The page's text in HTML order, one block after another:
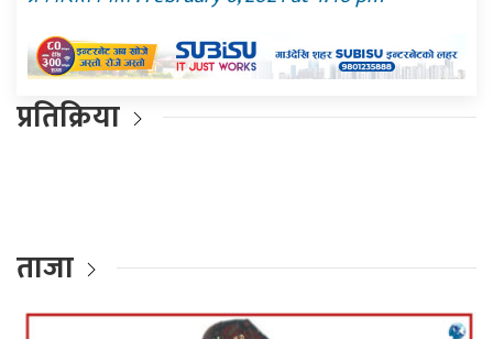
प्रतिक्रिया
ताजा